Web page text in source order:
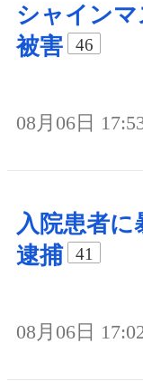
シャイン
被害
46
08月06日
入院患者に
逮捕
41
08月06日